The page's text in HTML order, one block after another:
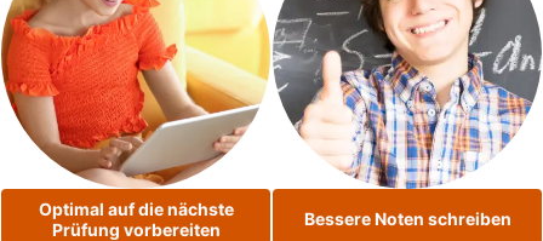
Optimal auf die nächste
Prüfung vorbereiten
Bessere Noten schreiben